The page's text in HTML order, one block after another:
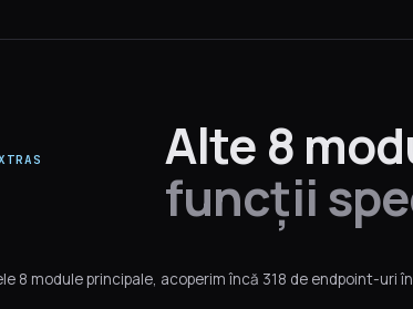
Alte 8
funcții
8 module principale, acoperim încă 318 de endpoint-